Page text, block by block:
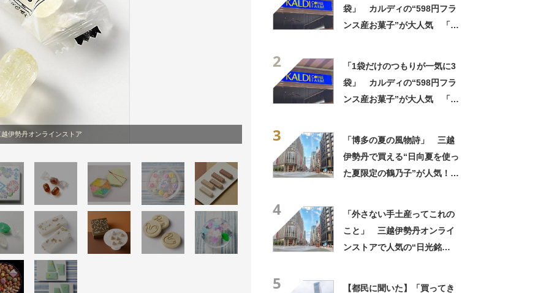
伊勢丹オンラインストア
袋」 カルディの“598円フラ
ンス産お菓子”が大人気 「デ
2
「1袋だけのつもりが一気に3
袋」 カルディの“598円フラ
ンス産お菓子”が大人気 「デ
3
「博多の夏の風物詩」 三越
伊勢丹で買える“日向夏を使っ
た夏限定の鶴乃子”が人気！
4
「外さない手土産ってこれの
こと」 三越伊勢丹オンライ
ンストアで人気の“日光銘
5
【都民に聞いた】「買ってき